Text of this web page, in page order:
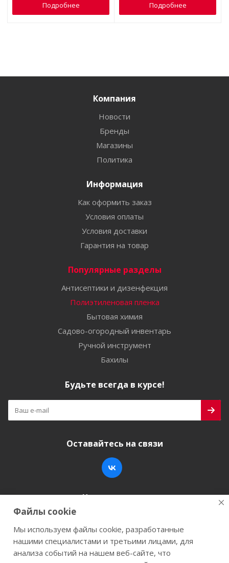
Подробнее Подробнее
Компания
Новости
Бренды
Магазины
Политика
Информация
Как оформить заказ
Условия оплаты
Условия доставки
Гарантия на товар
Популярные разделы
Антисептики и дизенфекция
Полиэтиленовая пленка
Бытовая химия
Садово-огородный инвентарь
Ручной инструмент
Бахилы
Будьте всегда в курсе!
Оставайтесь на связи
Наши контакты
+7 (846) 200-05-15
г. Самара, ул. Заводское шоссе, 17
Файлы cookie
Мы используем файлы cookie, разработанные
нашими специалистами и третьими лицами, для
анализа событий на нашем веб-сайте, что